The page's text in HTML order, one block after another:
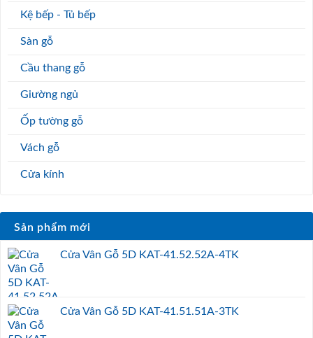
Kệ bếp - Tủ bếp
Sàn gỗ
Cầu thang gỗ
Giường ngủ
Ốp tường gỗ
Vách gỗ
Cửa kính
Sản phẩm mới
Cửa Vân Gỗ 5D KAT-41.52.52A-4TK
Cửa Vân Gỗ 5D KAT-41.51.51A-3TK